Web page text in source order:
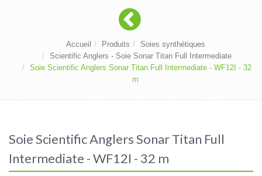
Accueil Produits
Soies synthétiques
Scientific Anglers - Soie Sonar Titan Full Intermediate
Soie Scientific Anglers Sonar Titan Full Intermediate - WF12I - 32
m
Soie Scientific Anglers Sonar Titan Full
Intermediate - WF12I - 32 m